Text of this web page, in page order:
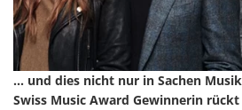
... und dies nicht nur in Sachen
Swiss Music Award Gewinnerin